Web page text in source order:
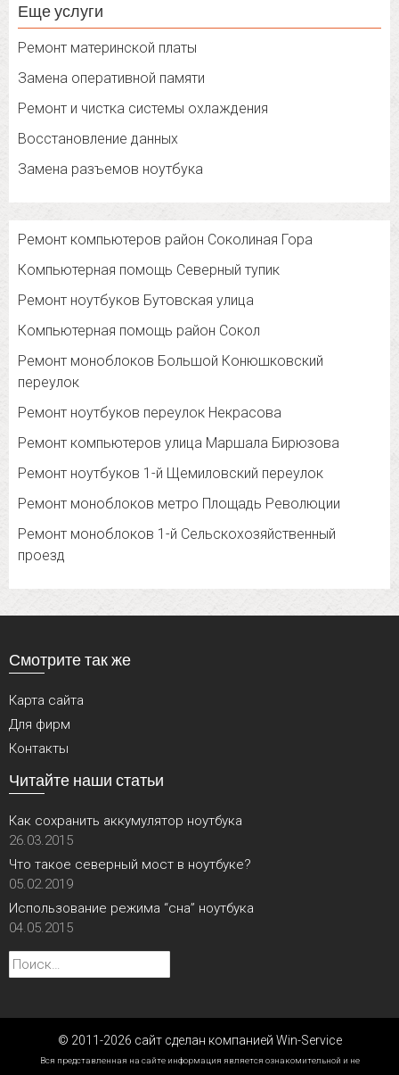
Еще услуги
Ремонт материнской платы
Замена оперативной памяти
Ремонт и чистка системы охлаждения
Восстановление данных
Замена разъемов ноутбука
Ремонт компьютеров район Соколиная Гора
Компьютерная помощь Северный тупик
Ремонт ноутбуков Бутовская улица
Компьютерная помощь район Сокол
Ремонт моноблоков Большой Конюшковский
переулок
Ремонт ноутбуков переулок Некрасова
Ремонт компьютеров улица Маршала Бирюзова
Ремонт ноутбуков 1-й Щемиловский переулок
Ремонт моноблоков метро Площадь Революции
Ремонт моноблоков 1-й Сельскохозяйственный
проезд
Смотрите так же
Карта сайта
Для фирм
Контакты
Читайте наши статьи
Как сохранить аккумулятор ноутбука
26.03.2015
Что такое северный мост в ноутбуке?
05.02.2019
Использование режима “сна” ноутбука
04.05.2015
Найти:
© 2011-2026 сайт сделан компанией Win-Service
Вся представленная на сайте информация является ознакомительной и не